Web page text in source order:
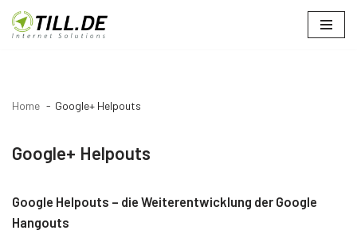
Zum
Home Google+ Helpouts
Google+ Helpouts
Google Helpouts – die Weiterentwicklung der Google
Hangouts